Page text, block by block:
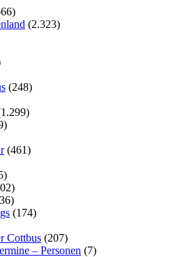
(2.323)
(248)
(461)
(174)
Cottbus (207)
– Personen (7)